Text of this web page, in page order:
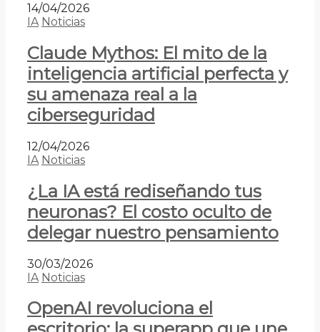
14/04/2026
IA Noticias
Claude Mythos: El mito de la
inteligencia artificial perfecta y
su amenaza real a la
ciberseguridad
12/04/2026
IA Noticias
¿La IA está rediseñando tus
neuronas? El costo oculto de
delegar nuestro pensamiento
30/03/2026
IA Noticias
OpenAI revoluciona el